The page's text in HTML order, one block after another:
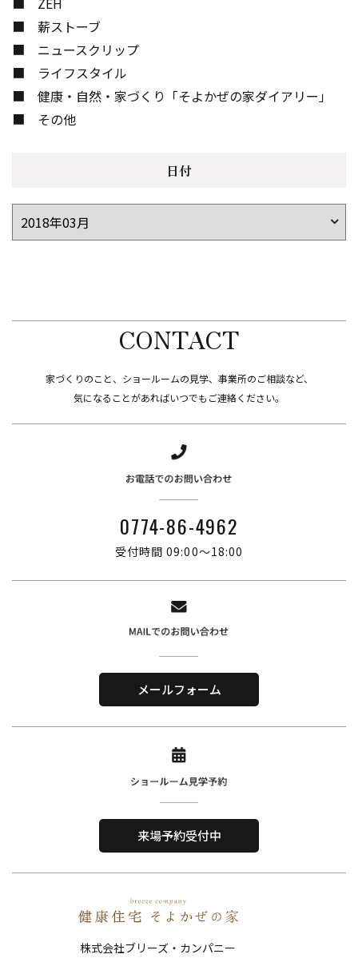
株式会社ブリーズ・カンパニー
〒619-0201
京都府木津川市山城町綺田神ノ木5-3
About Us
私たちについて
選ばれる理由
Performance
住宅性能
Works
施工事例
FAQ
薪ストーブ
ニュースクリップ
ライフスタイル
健康・自然・家づくり「そよかぜの家ダイアリー」
その他
日付
CONTACT
家づくりのこと、ショールームの見学、事業所のご相談など、
​​​​​​​気になることがあればいつでもご連絡ください。
0774-86-4962
受付時間 09:00～18:00
メールフォーム
来場予約受付中
株式会社ブリーズ・カンパニー